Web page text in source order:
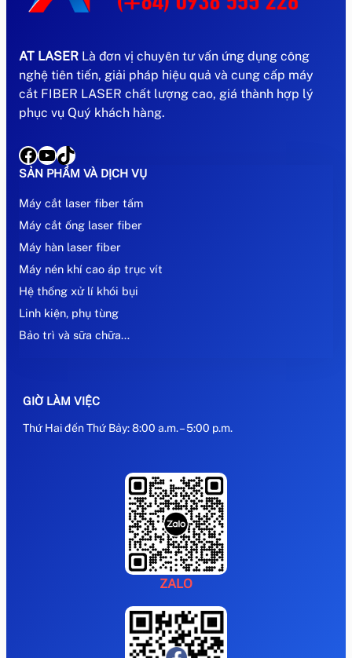
AT LASER Là đơn vị chuyên tư vấn ứng dụng công
nghệ tiên tiến, giải pháp hiệu quả và cung cấp máy
cắt FIBER LASER chất lượng cao, giá thành hợp lý
phục vụ Quý khách hàng.
Facebook YouTube TikTok
SẢN PHẨM VÀ DỊCH VỤ
Máy cắt laser fiber tấm
Máy cắt ống laser fiber
Máy hàn laser fiber
Máy nén khí cao áp trục vít
Hệ thống xử lí khói bụi
Linh kiện, phụ tùng
Bảo trì và sữa chữa…
GIỜ LÀM VIỆC
Thứ Hai đến Thứ Bảy: 8:00 a.m. – 5:00 p.m.
ZALO